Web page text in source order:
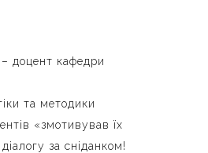
доцент кафедри
та методики
«змотивував їх
за сніданком!